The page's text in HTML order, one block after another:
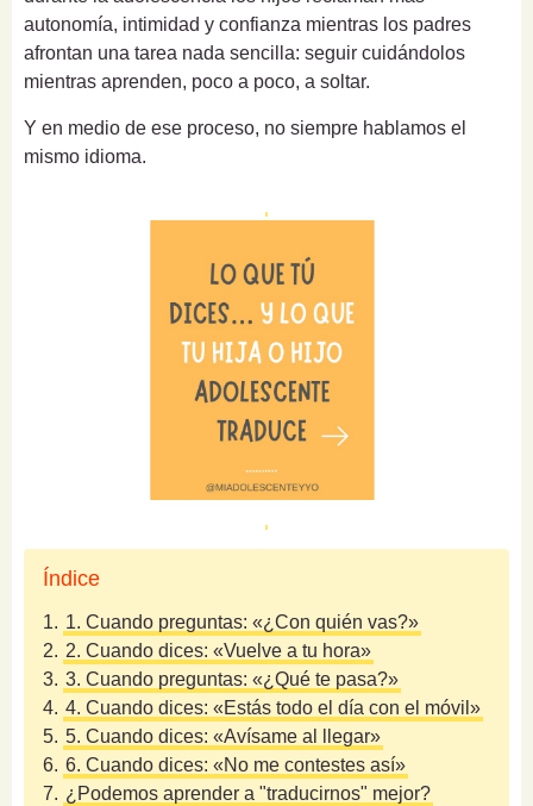
autonomía, intimidad y confianza mientras los padres
afrontan una tarea nada sencilla: seguir cuidándolos
mientras aprenden, poco a poco, a soltar.
Y en medio de ese proceso, no siempre hablamos el
mismo idioma.
Índice
1. 1. Cuando preguntas: «¿Con quién vas?»
2. 2. Cuando dices: «Vuelve a tu hora»
3. 3. Cuando preguntas: «¿Qué te pasa?»
4. 4. Cuando dices: «Estás todo el día con el móvil»
5. 5. Cuando dices: «Avísame al llegar»
6. 6. Cuando dices: «No me contestes así»
7. ¿Podemos aprender a "traducirnos" mejor?